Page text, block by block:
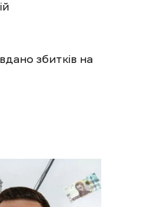
збитків на